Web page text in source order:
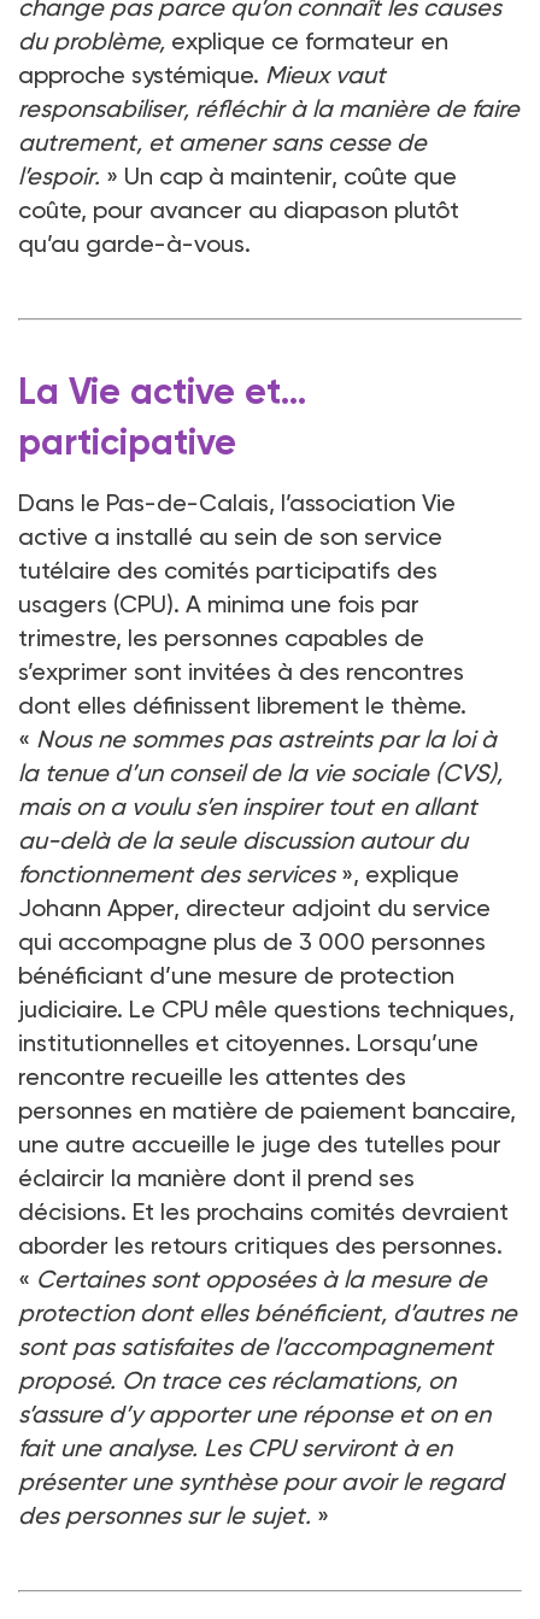
change pas parce qu’on connaît les causes
du problème, explique ce formateur en
approche systémique. Mieux vaut
responsabiliser, réfléchir à la manière de faire
autrement, et amener sans cesse de
l’espoir. » Un cap à maintenir, coûte que
coûte, pour avancer au diapason plutôt
qu’au garde-à-vous.
La Vie active et…
participative
Dans le Pas-de-Calais, l’association Vie
active a installé au sein de son service
tutélaire des comités participatifs des
usagers (CPU). A minima une fois par
trimestre, les personnes capables de
s’exprimer sont invitées à des rencontres
dont elles définissent librement le thème.
« Nous ne sommes pas astreints par la loi à
la tenue d’un conseil de la vie sociale (CVS),
mais on a voulu s’en inspirer tout en allant
au-delà de la seule discussion autour du
fonctionnement des services», explique
Johann Apper, directeur adjoint du service
qui accompagne plus de 3 000 personnes
bénéficiant d’une mesure de protection
judiciaire. Le CPU mêle questions techniques,
institutionnelles et citoyennes. Lorsqu’une
rencontre recueille les attentes des
personnes en matière de paiement bancaire,
une autre accueille le juge des tutelles pour
éclaircir la manière dont il prend ses
décisions. Et les prochains comités devraient
aborder les retours critiques des personnes.
« Certaines sont opposées à la mesure de
protection dont elles bénéficient, d’autres ne
sont pas satisfaites de l’accompagnement
proposé. On trace ces réclamations, on
s’assure d’y apporter une réponse et on en
fait une analyse. Les CPU serviront à en
présenter une synthèse pour avoir le regard
des personnes sur le sujet. »